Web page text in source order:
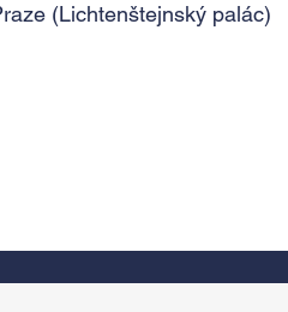
(Lichtenštejnský palác)